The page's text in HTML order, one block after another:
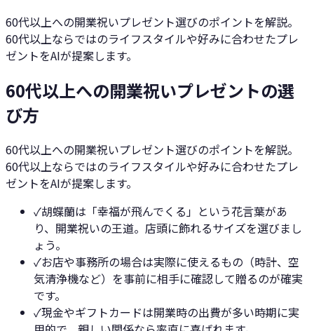
60代以上への開業祝いプレゼント選びのポイントを解説。
60代以上ならではのライフスタイルや好みに合わせたプレ
ゼントをAIが提案します。
60代以上への開業祝いプレゼントの選
び方
60代以上への開業祝いプレゼント選びのポイントを解説。
60代以上ならではのライフスタイルや好みに合わせたプレ
ゼントをAIが提案します。
✓胡蝶蘭は「幸福が飛んでくる」という花言葉があ
り、開業祝いの王道。店頭に飾れるサイズを選びまし
ょう。
✓お店や事務所の場合は実際に使えるもの（時計、空
気清浄機など）を事前に相手に確認して贈るのが確実
です。
✓現金やギフトカードは開業時の出費が多い時期に実